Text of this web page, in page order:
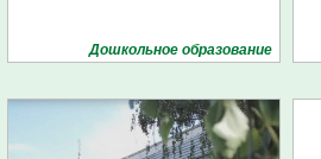
Дошкольное образование